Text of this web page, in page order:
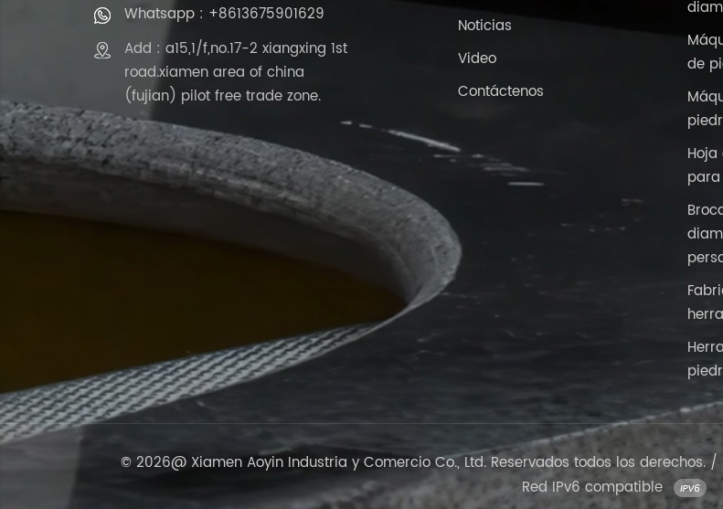
Whatsapp : +8613675901629
Add : a15,1/f,no.17-2 xiangxing 1st
road.xiamen area of china
(fujian) pilot free trade zone.
Noticias
Video
Contáctenos
de
© 2026@ Xiamen Aoyin Industria y Comercio Co., Ltd. Reservados todos los derechos. /
Red IPv6 compatible